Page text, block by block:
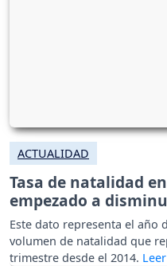
ACTUALIDAD
Tasa de natalidad
empezado a
Este dato representa el año
volumen de natalidad que
trimestre desde el 2014.